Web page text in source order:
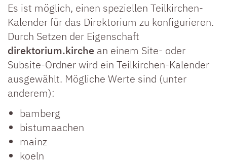
Es ist möglich, einen speziellen Teilkirchen-
Kalender für das Direktorium zu konfigurieren.
Durch Setzen der Eigenschaft
direktorium.kirche an einem Site- oder
Subsite-Ordner wird ein Teilkirchen-Kalender
ausgewählt. Mögliche Werte sind (unter
anderem):
bamberg
bistumaachen
mainz
koeln